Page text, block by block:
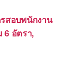
สอบพนักงาน
6 อัตรา,